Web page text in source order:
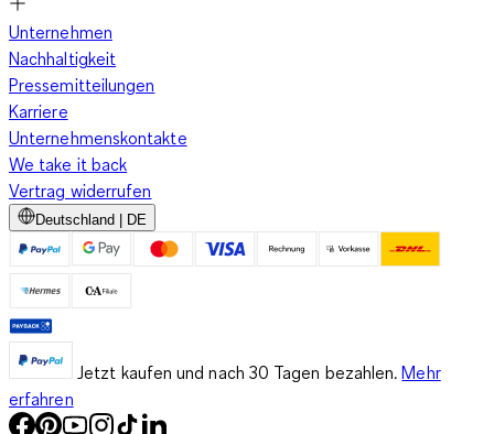
Unternehmen
Nachhaltigkeit
Pressemitteilungen
Karriere
Unternehmenskontakte
We take it back
Vertrag widerrufen
Deutschland | DE
Jetzt kaufen und nach 30 Tagen bezahlen. Mehr
erfahren